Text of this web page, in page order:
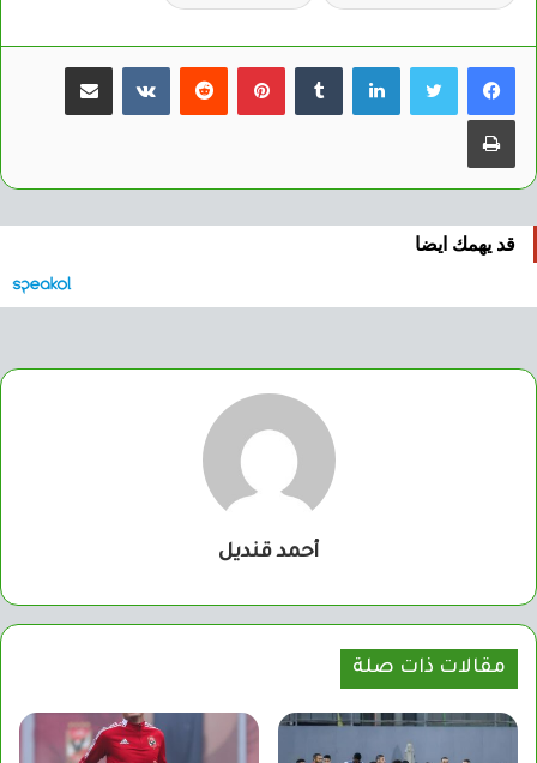
لينكدإن بينتيريست مشاركة عبر البريد
طباعة
قد يهمك ايضا
أحمد قنديل
مقالات ذات صلة